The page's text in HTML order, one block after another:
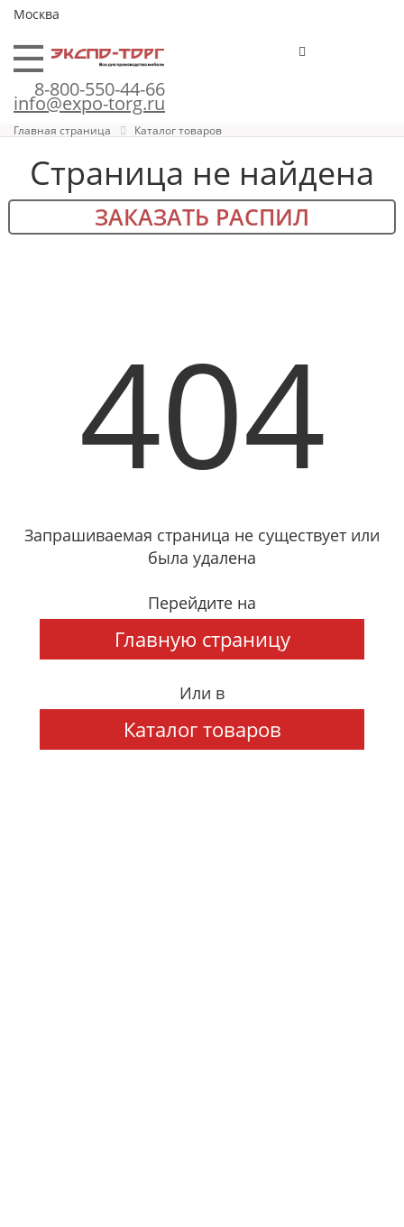
Москва
8-800-550-44-66
info@expo-torg.ru
Главная страница Каталог товаров
Страница не найдена
ЗАКАЗАТЬ РАСПИЛ
404
Запрашиваемая страница не существует или
была удалена
Перейдите на
Главную страницу
Или в
Каталог товаров